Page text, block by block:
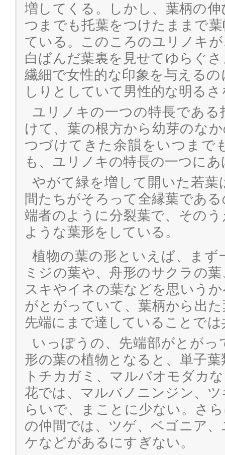
増してくる。しかし、葉柄の
つまでも托葉をつけたままで
ている。このころのユリノキ
白ばんだ葉裏を見せてゆらぐ
繊細で女性的な印象を与える
しりとしていて男性的な明る
ユリノキの一つの特長であ
けて、葉の根方から幼芽のな
つづけてきた余韻をいつまで
も、ユリノキの特長の一つに
やがて緑を増して開いた若
間たちがそろって全縁葉であ
端者のように分裂葉で、その
ような葉形をしている。
植物の葉の形といえば、ま
ミジの葉や、舟形のサクラの
スキやイネの葉などを思いう
がとがっていて、葉柄から出
先端にまで達していることで
いっぽうの、先端部がとが
形の葉の植物となると、単子
トチカガミ、マルバオモダカ
花では、マルバノニンジン、
らいで、まことに少ない。さ
の仲間では、ツゲ、ベゴニア
ケなどがあるにすぎない。